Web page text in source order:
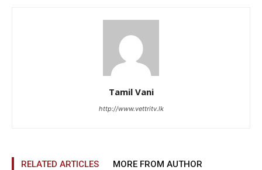
Tamil Vani
http://www.vettritv.lk
RELATED ARTICLES MORE FROM AUTHOR